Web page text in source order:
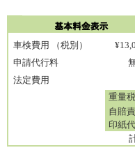
車検費用 （税別）
申請代行料
法定費用
重量
自賠
印紙